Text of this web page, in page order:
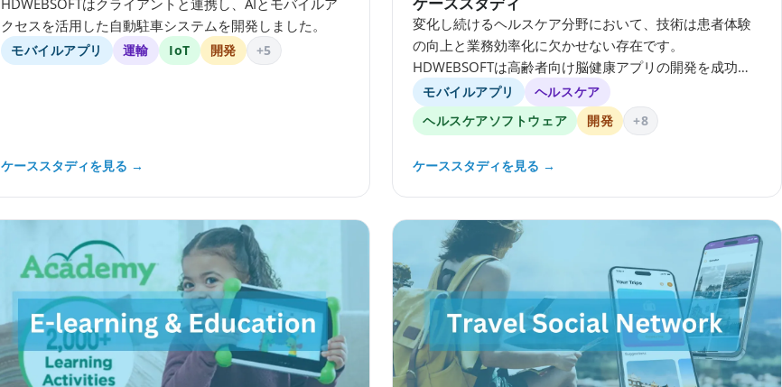
クセスを活用した自動駐車システムを開発しました。
モバイルアプリ 運輸 IoT 開発 +5
ケーススタディを見る →
変化し続けるヘルスケア分野において、技術は患者体験
の向上と業務効率化に欠かせない存在です。
HDWEBSOFTは高齢者向け脳健康アプリの開発を成功さ
せ、カードゲームをスマートなモバイルプラットフォー
ムへと変換しました。
モバイルアプリ
ヘルスケア
ヘルスケアソフトウェア
開発 +8
ケーススタディを見る →